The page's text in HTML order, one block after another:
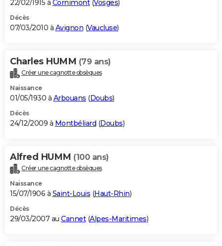
22/02/1915 à Cornimont(Vosges)
Décès
07/03/2010 à Avignon (Vaucluse)
Charles HUMM (79 ans)
Créer une cagnotte obsèques
Naissance
01/05/1930 à Arbouans (Doubs)
Décès
24/12/2009 à Montbéliard (Doubs)
Alfred HUMM (100 ans)
Créer une cagnotte obsèques
Naissance
15/07/1906 à Saint-Louis (Haut-Rhin)
Décès
29/03/2007 au Cannet(Alpes-Maritimes)